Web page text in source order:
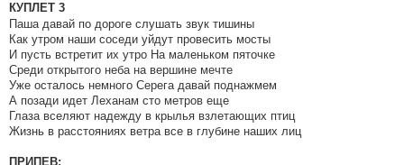
КУПЛЕТ 3
Паша давай по дороге слушать звук тишины
Как утром наши соседи уйдут провесить мосты
И пусть встретит их утро На маленьком пяточке
Среди открытого неба на вершине мечте
Уже осталось немного Серега давай поднажмем
А позади идет Леханам сто метров еще
Глаза вселяют надежду в крылья взлетающих птиц
Жизнь в расстояниях ветра все в глубине наших лиц
ПРИПЕВ: